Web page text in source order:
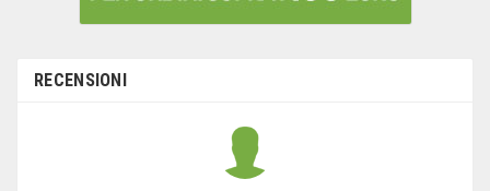
RECENSIONI